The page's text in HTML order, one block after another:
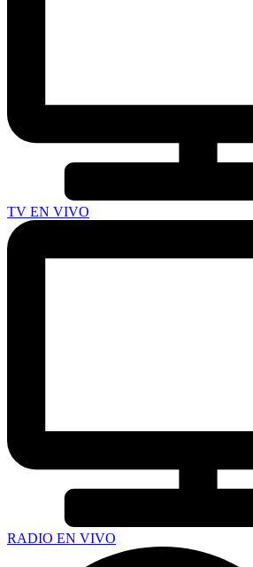
TV EN VIVO
RADIO EN VIVO